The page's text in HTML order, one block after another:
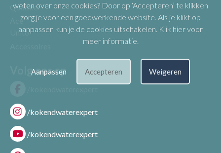
Quooker
Ace
Unito
Volg ons op
/kokendwaterexpert
/kokendwaterexpert
weten over onze cookies? Door op ‘Accepteren’ te klikken
zorg je voor een goedwerkende website. Als je klikt op
aanpassen kun je de cookies uitschakelen. Klik hier voor
meer informatie.
Aanpassen Accepteren Weigeren